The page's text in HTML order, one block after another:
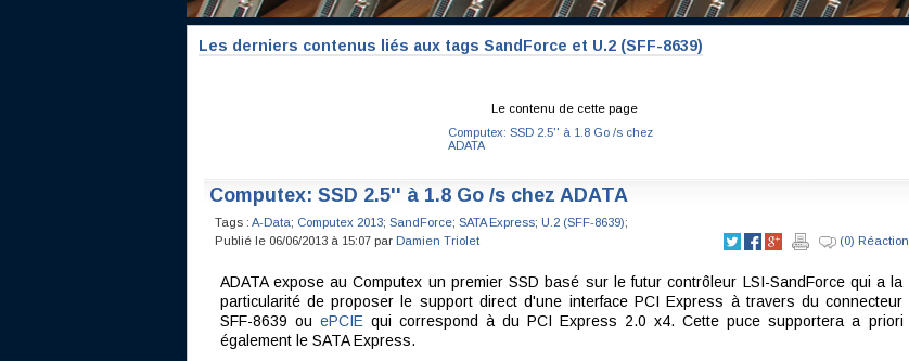
Les derniers contenus liés aux tags SandForce et U.2 (SFF-8639)
Le contenu de cette page
Computex: SSD 2.5'' à 1.8 Go /s chez
ADATA
Computex: SSD 2.5'' à 1.8 Go /s chez ADATA
Tags : A-Data; Computex 2013; SandForce; SATA Express; U.2 (SFF-8639);
Publié le 06/06/2013 à 15:07 par Damien Triolet (0) Réaction
ADATA expose au Computex un premier SSD basé sur le futur contrôleur LSI-SandForce qui a la
particularité de proposer le support direct d'une interface PCI Express à travers du connecteur
SFF-8639 ou ePCIE qui correspond à du PCI Express 2.0 x4. Cette puce supportera a priori
également le SATA Express.